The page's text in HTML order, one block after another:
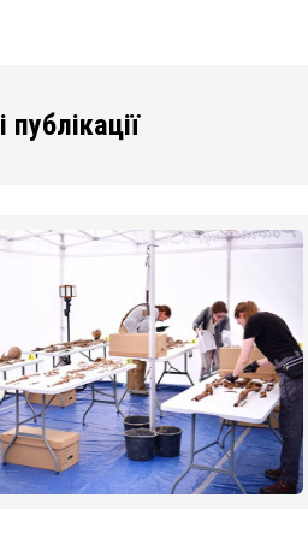
публікації